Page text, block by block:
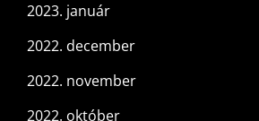
2023. január
2022. december
2022. november
2022. október